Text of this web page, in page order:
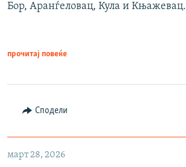
Бор, Аранѓеловац, Кула и Књажевац.
прочитај повеќе
Сподели
март 28, 2026